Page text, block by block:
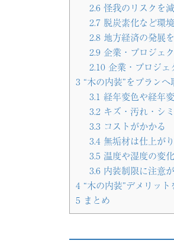
2.6 怪我のリスクを
2.7脱炭素化など環
2.8 地方経済の発展
2.9 企業・プロジェ
2.10企業・プロジェ
3 “木の内装”をプラン
3.1 経年変色や経年
3.2 キズ・汚れ・シ
3.3 コストがかかる
3.4無垢材は仕上が
3.5 温度や湿度の変
3.6 内装制限に注意
4 “木の内装”デメリッ
5 まとめ